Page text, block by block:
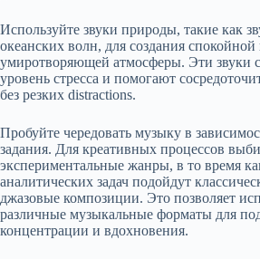
Используйте звуки природы, такие как
океанских волн, для создания спокойной
умиротворяющей атмосферы. Эти звуки
уровень стресса и помогают
без резких distractions.
Пробуйте чередовать музыку в
задания. Для креативных процессов
экспериментальные жанры, в то время
аналитических задач подойдут
джазовые композиции. Это позволяет
различные музыкальные форматы для
концентрации и вдохновения.